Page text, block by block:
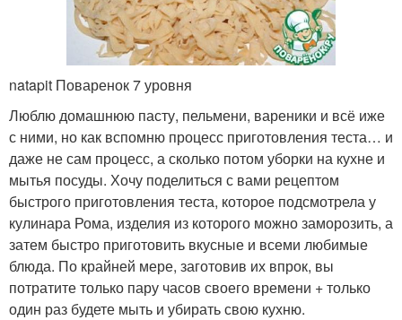
natapit Поваренок 7 уровня
Люблю домашнюю пасту, пельмени, вареники и всё иже
с ними, но как вспомню процесс приготовления теста… и
даже не сам процесс, а сколько потом уборки на кухне и
мытья посуды. Хочу поделиться с вами рецептом
быстрого приготовления теста, которое подсмотрела у
кулинара Рома, изделия из которого можно заморозить, а
затем быстро приготовить вкусные и всеми любимые
блюда. По крайней мере, заготовив их впрок, вы
потратите только пару часов своего времени + только
один раз будете мыть и убирать свою кухню.